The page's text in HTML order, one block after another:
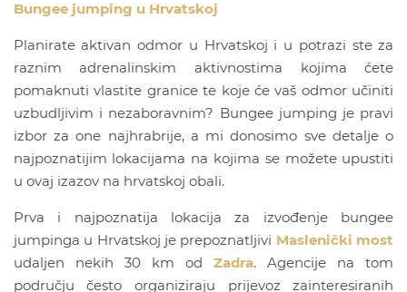
Bungee jumping u Hrvatskoj
Planirate aktivan odmor u Hrvatskoj i u potrazi ste za
raznim adrenalinskim aktivnostima kojima ćete
pomaknuti vlastite granice te koje će vaš odmor učiniti
uzbudljivim i nezaboravnim? Bungee jumping je pravi
izbor za one najhrabrije, a mi donosimo sve detalje o
najpoznatijim lokacijama na kojima se možete upustiti
u ovaj izazov na hrvatskoj obali.
Prva i najpoznatija lokacija za izvođenje bungee
jumpinga u Hrvatskoj je prepoznatljivi Maslenički most
udaljen nekih 30 km odZadra. Agencije na tom
području često organiziraju prijevoz zainteresiranih